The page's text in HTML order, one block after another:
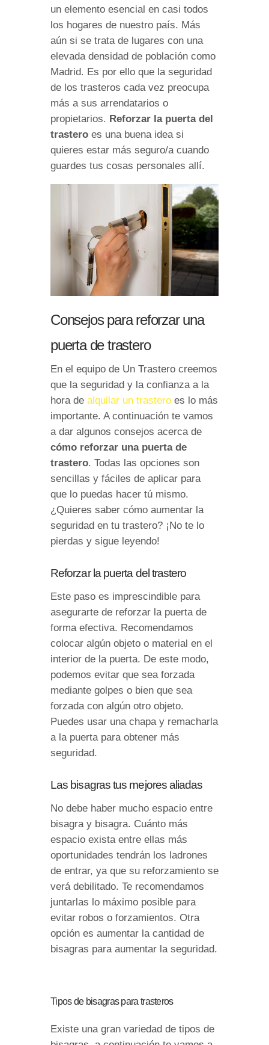
un elemento esencial en casi todos
los hogares de nuestro país. Más
aún si se trata de lugares con una
elevada densidad de población como
Madrid. Es por ello que la seguridad
de los trasteros cada vez preocupa
más a sus arrendatarios o
propietarios. Reforzar la puerta del
trastero es una buena idea si
quieres estar más seguro/a cuando
guardes tus cosas personales allí.
Consejos para reforzar una
puerta de trastero
En el equipo de Un Trastero creemos
que la seguridad y la confianza a la
hora de alquilar un trastero es lo más
importante. A continuación te vamos
a dar algunos consejos acerca de
cómo reforzar una puerta de
trastero. Todas las opciones son
sencillas y fáciles de aplicar para
que lo puedas hacer tú mismo.
¿Quieres saber cómo aumentar la
seguridad en tu trastero? ¡No te lo
pierdas y sigue leyendo!
Reforzar la puerta del trastero
Este paso es imprescindible para
asegurarte de reforzar la puerta de
forma efectiva. Recomendamos
colocar algún objeto o material en el
interior de la puerta. De este modo,
podemos evitar que sea forzada
mediante golpes o bien que sea
forzada con algún otro objeto.
Puedes usar una chapa y remacharla
a la puerta para obtener más
seguridad.
Las bisagras tus mejores aliadas
No debe haber mucho espacio entre
bisagra y bisagra. Cuánto más
espacio exista entre ellas más
oportunidades tendrán los ladrones
de entrar, ya que su reforzamiento se
verá debilitado. Te recomendamos
juntarlas lo máximo posible para
evitar robos o forzamientos. Otra
opción es aumentar la cantidad de
bisagras para aumentar la seguridad.
Tipos de bisagras para trasteros
Existe una gran variedad de tipos de